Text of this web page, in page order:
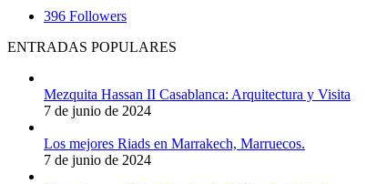
396 Followers
ENTRADAS POPULARES
Mezquita Hassan II Casablanca: Arquitectura y Visita
7 de junio de 2024
Los mejores Riads en Marrakech, Marruecos.
7 de junio de 2024